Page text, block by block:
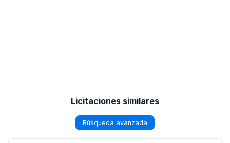
Licitaciones similares
Búsqueda avanzada